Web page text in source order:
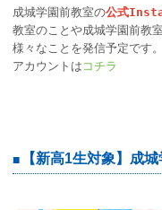
成城学園前教室の公式
教室のことや成城学園前教
様々なことを発信予定です。
アカウントは コチラ
【新高1生対象】成